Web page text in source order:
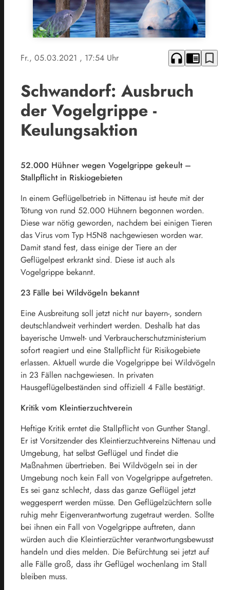
Fr., 05.03.2021 , 17:54 Uhr headphones chrome_reader_mode bookmark_border
Schwandorf: Ausbruch
der Vogelgrippe -
Keulungsaktion
52.000 Hühner wegen Vogelgrippe gekeult –
Stallpflicht in Riskiogebieten
In einem Geflügelbetrieb in Nittenau ist heute mit der
Tötung von rund 52.000 Hühnern begonnen worden.
Diese war nötig geworden, nachdem bei einigen Tieren
das Virus vom Typ H5N8 nachgewiesen worden war.
Damit stand fest, dass einige der Tiere an der
Geflügelpest erkrankt sind. Diese ist auch als
Vogelgrippe bekannt.
23 Fälle bei Wildvögeln bekannt
Eine Ausbreitung soll jetzt nicht nur bayern-, sondern
deutschlandweit verhindert werden. Deshalb hat das
bayerische Umwelt- und Verbraucherschutzministerium
sofort reagiert und eine Stallpflicht für Risikogebiete
erlassen. Aktuell wurde die Vogelgrippe bei Wildvögeln
in 23 Fällen nachgewiesen. In privaten
Hausgeflügelbeständen sind offiziell 4 Fälle bestätigt.
Kritik vom Kleintierzuchtverein
Heftige Kritik erntet die Stallpflicht von Gunther Stangl.
Er ist Vorsitzender des Kleintierzuchtvereins Nittenau und
Umgebung, hat selbst Geflügel und findet die
Maßnahmen übertrieben. Bei Wildvögeln sei in der
Umgebung noch kein Fall von Vogelgrippe aufgetreten.
Es sei ganz schlecht, dass das ganze Geflügel jetzt
weggesperrt werden müsse. Den Geflügelzüchtern solle
ruhig mehr Eigenverantwortung zugetraut werden. Sollte
bei ihnen ein Fall von Vogelgrippe auftreten, dann
würden auch die Kleintierzüchter verantwortungsbewusst
handeln und dies melden. Die Befürchtung sei jetzt auf
alle Fälle groß, dass ihr Geflügel wochenlang im Stall
bleiben muss.